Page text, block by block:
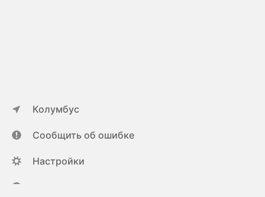
Колумбус
Сообщить об ошибке
Настройки